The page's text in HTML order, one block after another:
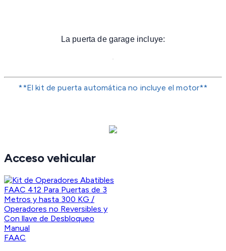
La puerta de garage incluye:
**El kit de puerta automática no incluye el motor**
Acceso vehicular
FAAC